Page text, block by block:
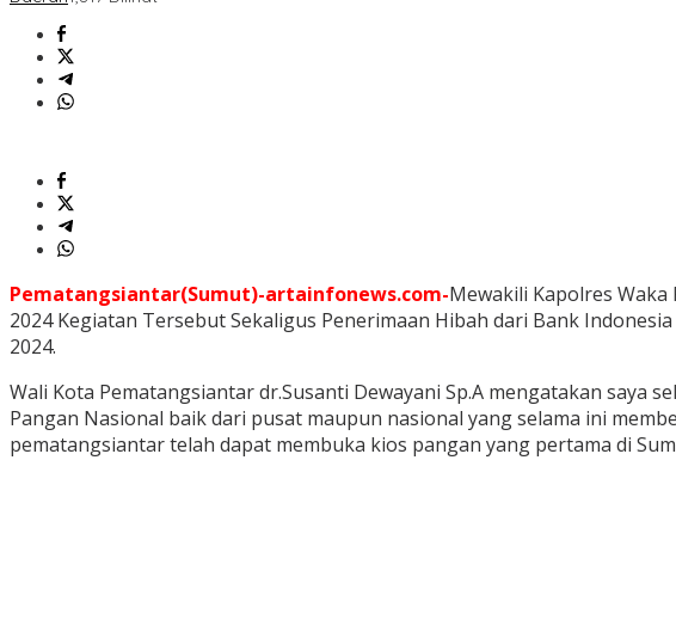
Pematangsiantar(Sumut)-artainfonews.com-Mewakili Kapolres
2024 Kegiatan Tersebut Sekaligus Penerimaan Hibah dari Bank
2024.
Wali Kota Pematangsiantar dr.Susanti Dewayani Sp.A mengatakan
Pangan Nasional baik dari pusat maupun nasional yang selama ini
pematangsiantar telah dapat membuka kios pangan yang pertama di